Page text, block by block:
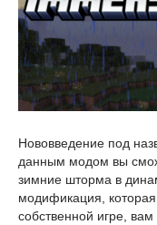
Нововведение под
данным модом вы
зимние шторма в
модификация,
собственной игре,